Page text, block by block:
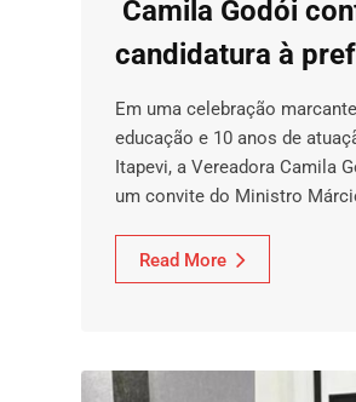
Camila Godói
candidatura à
Em uma celebração
educação e 10 anos de
Itapevi, a Vereadora Camila
um convite do Ministro
Read More